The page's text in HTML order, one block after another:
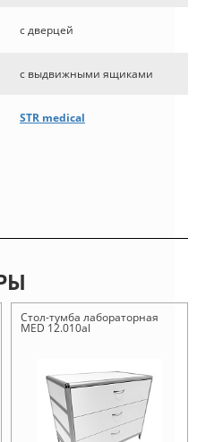
с дверцей
с выдвижными ящиками
STR medical
Стол-тумба лабораторная
MED 12.010al